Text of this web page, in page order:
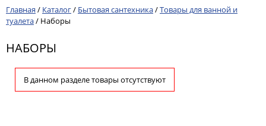
Главная / Каталог/ Бытовая сантехника/Товары для ванной и
туалета/ Наборы
НАБОРЫ
В данном разделе товары отсутствуют